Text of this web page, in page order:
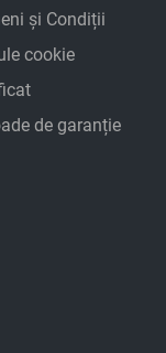
și Condiții
cookie
de garanție